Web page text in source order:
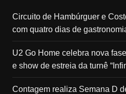
Circuito de Hambúrguer e
com quatro dias de
U2 Go Home celebra nova
e show de estreia da turnê
Contagem realiza Semana D